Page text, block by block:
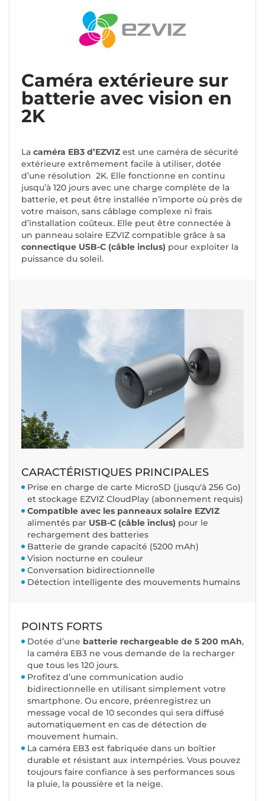
Caméra extérieure sur
batterie avec vision en
2K
La caméra EB3 d’EZVIZ est une caméra de sécurité
extérieure extrêmement facile à utiliser, dotée
d’une résolution 2K. Elle fonctionne en continu
jusqu’à 120 jours avec une charge complète de la
batterie, et peut être installée n’importe où près de
votre maison, sans câblage complexe ni frais
d’installation coûteux. Elle peut être connectée à
un panneau solaire EZVIZ compatible grâce à sa
connectique USB-C (câble inclus) pour exploiter la
puissance du soleil.
CARACTÉRISTIQUES PRINCIPALES
Prise en charge de carte MicroSD (jusqu'à 256 Go)
et stockage EZVIZ CloudPlay (abonnement requis)
Compatible avec les panneaux solaire EZVIZ
alimentés par USB-C (câble inclus) pour le
rechargement des batteries
Batterie de grande capacité (5200 mAh)
Vision nocturne en couleur
Conversation bidirectionnelle
Détection intelligente des mouvements humains
POINTS FORTS
Dotée d’une batterie rechargeable de 5 200 mAh,
la caméra EB3 ne vous demande de la recharger
que tous les 120 jours.
Profitez d’une communication audio
bidirectionnelle en utilisant simplement votre
smartphone. Ou encore, préenregistrez un
message vocal de 10 secondes qui sera diffusé
automatiquement en cas de détection de
mouvement humain.
La caméra EB3 est fabriquée dans un boîtier
durable et résistant aux intempéries. Vous pouvez
toujours faire confiance à ses performances sous
la pluie, la poussière et la neige.